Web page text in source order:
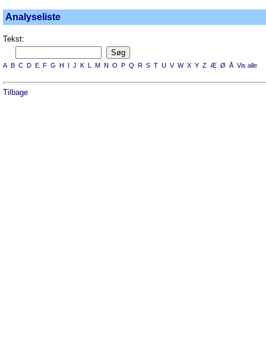
Analyseliste
Tekst:
A B C D E F G H I J K L M N O P Q R S T U V W X Y Z Æ Ø Å Vis alle
Tilbage